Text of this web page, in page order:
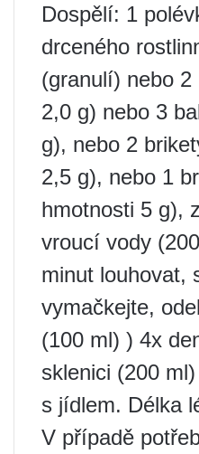
Dospělí: 1
drceného
(granulí) nebo
2,0 g) nebo 3
g), nebo 2
2,5 g), nebo 1
hmotnosti 5 g),
vroucí vody
minut louhovat,
vymačkejte,
(100 ml) ) 4x
sklenici (200
s jídlem. Délka
V případě